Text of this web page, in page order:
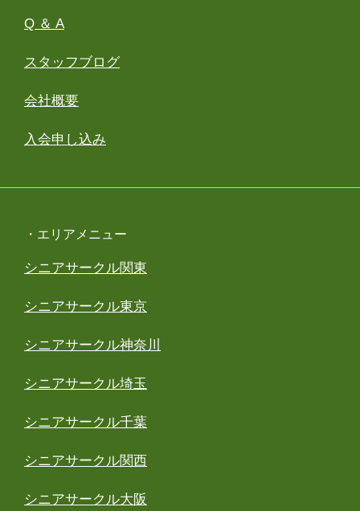
Q ＆ A
スタッフブログ
会社概要
入会申し込み
・エリアメニュー
シニアサークル関東
シニアサークル東京
シニアサークル神奈川
シニアサークル埼玉
シニアサークル千葉
シニアサークル関西
シニアサークル大阪